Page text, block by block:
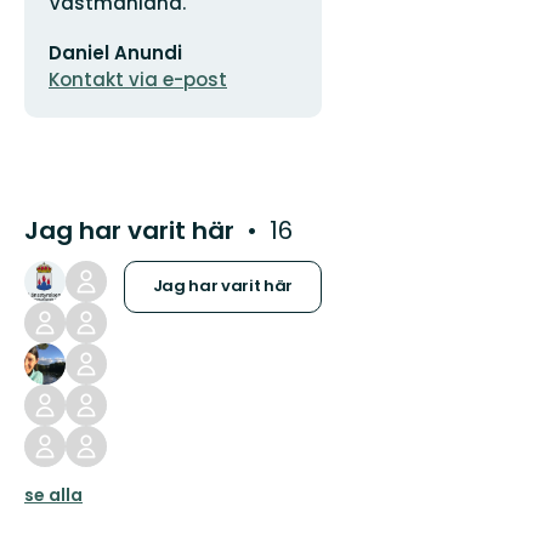
postadress
Daniel Anundi
Kontakt via e-post
Jag har varit här 16
Jag har varit här
se alla